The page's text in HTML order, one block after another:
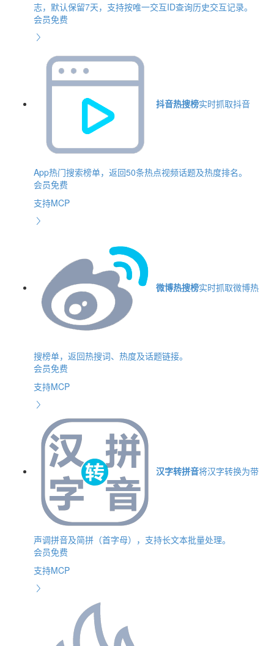
志，默认保留7天，支持按唯一交互ID查询历史交互记录。
会员免费
抖音热搜榜实时抓取抖音
App热门搜索榜单，返回50条热点视频话题及热度排名。
会员免费
支持MCP
微博热搜榜实时抓取微博热
搜榜单，返回热搜词、热度及话题链接。
会员免费
支持MCP
汉字转拼音将汉字转换为带
声调拼音及简拼（首字母），支持长文本批量处理。
会员免费
支持MCP